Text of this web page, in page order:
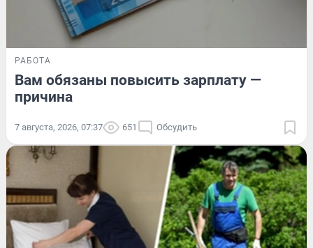
РАБОТА
Вам обязаны повысить зарплату —
причина
7 августа, 2026, 07:37 651 Обсудить